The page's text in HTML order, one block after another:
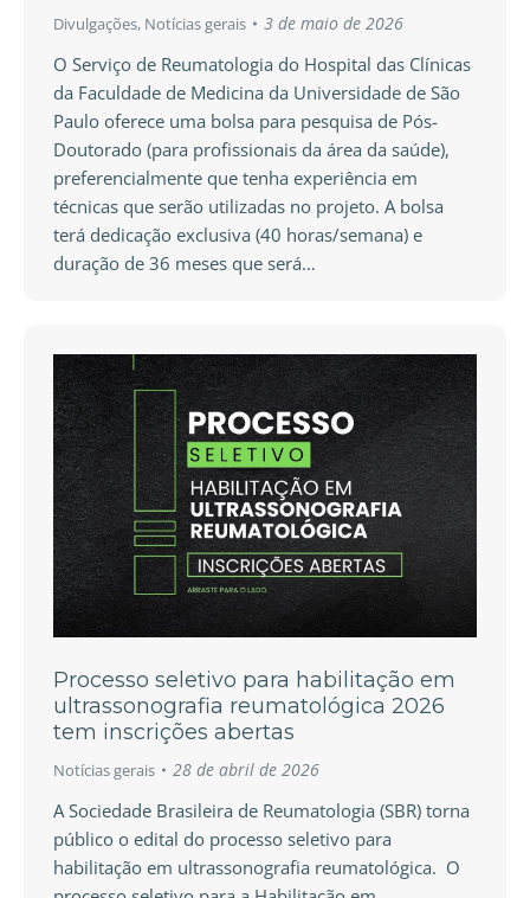
Divulgações, Notícias gerais 3 de maio de 2026
O Serviço de Reumatologia do Hospital das Clínicas
da Faculdade de Medicina da Universidade de São
Paulo oferece uma bolsa para pesquisa de Pós-
Doutorado (para profissionais da área da saúde),
preferencialmente que tenha experiência em
técnicas que serão utilizadas no projeto. A bolsa
terá dedicação exclusiva (40 horas/semana) e
duração de 36 meses que será…
Processo seletivo para habilitação em
ultrassonografia reumatológica 2026
tem inscrições abertas
Notícias gerais 28 de abril de 2026
A Sociedade Brasileira de Reumatologia (SBR) torna
público o edital do processo seletivo para
habilitação em ultrassonografia reumatológica. O